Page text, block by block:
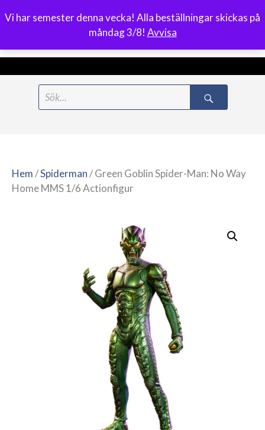
Vi har semester denna vecka! Alla beställningar skickas på
måndag 3/8! Avvisa
0
Meny
Hem/Spiderman/ Green Goblin Spider-Man: No Way
Home MMS 1/6 Actionfigur